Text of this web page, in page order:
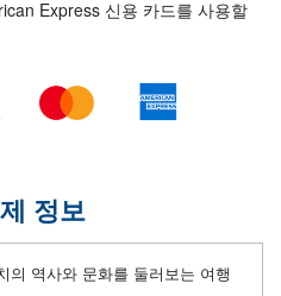
Express 신용 카드를 사용할
정보
의 역사와 문화를 둘러보는 여행